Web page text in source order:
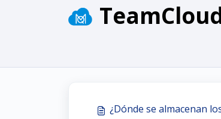
¿Dónde se almacenan